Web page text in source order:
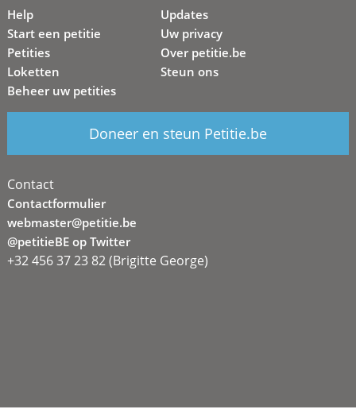
Help
Start een petitie
Petities
Loketten
Beheer uw petities
Updates
Uw privacy
Over petitie.be
Steun ons
Doneer en steun Petitie.be
Contact
Contactformulier
webmaster@petitie.be
@petitieBE op Twitter
+32 456 37 23 82 (Brigitte George)